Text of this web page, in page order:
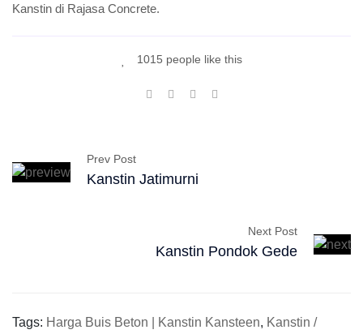
Kanstin di Rajasa Concrete.
1015 people like this
Prev Post
Kanstin Jatimurni
Next Post
Kanstin Pondok Gede
Tags: Harga Buis Beton | Kanstin Kansteen, Kanstin /